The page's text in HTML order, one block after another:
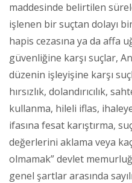
maddesinde belirtilen
işlenen bir suçtan dolayı
hapis cezasına ya da affa
güvenliğine karşı suçlar,
düzenin işleyişine karşı
hırsızlık, dolandırıcılık,
kullanma, hileli iflas,
ifasına fesat karıştırma,
değerlerini aklama veya
olmamak” devlet
genel şartlar arasında